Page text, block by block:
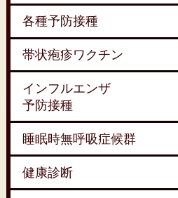
各種予防接種
帯状疱疹ワクチン
インフルエンザ
予防接種
睡眠時無呼吸症候群
健康診断